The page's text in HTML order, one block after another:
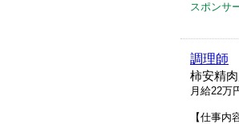
スポンサ
調理師
柿安精
月給22万
【仕事